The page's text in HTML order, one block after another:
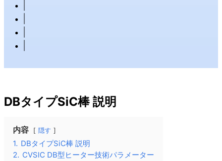
DBタイプSiC棒 説明
内容 隠す
1. DBタイプSiC棒 説明
2. CVSIC DB型ヒーター技術パラメーター